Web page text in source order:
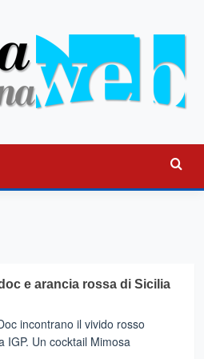
e arancia rossa di Sicilia
incontrano il vivido rosso
IGP. Un cocktail Mimosa